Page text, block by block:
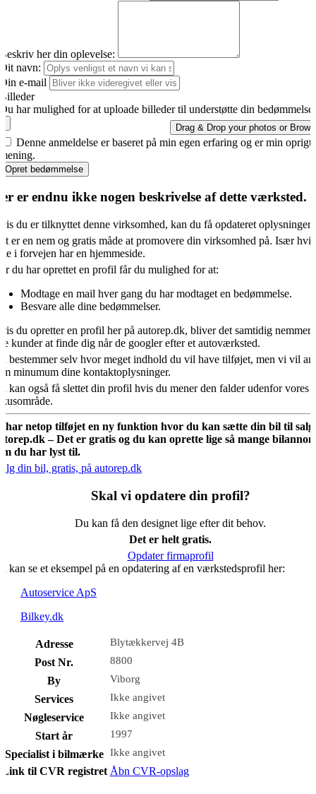
her din oplevelse:
navn:
e-mail
har mulighed for at uploade billeder til understøtte din bedømmelse.
Drag & Drop your photos or
Denne anmeldelse er baseret på min egen erfaring og er min
Opret bedømmelse
er endnu ikke nogen beskrivelse af dette værksted.
du er tilknyttet denne virksomhed, kan du få opdateret
er en nem og gratis måde at promovere din virksomhed på. Især
i forvejen har en hjemmeside.
du har oprettet en profil får du mulighed for at:
Modtage en mail hver gang du har modtaget en bedømmelse.
Besvare alle dine bedømmelser.
du opretter en profil her på autorep.dk, bliver det samtidig
kunder at finde dig når de googler efter et autoværksted.
bestemmer selv hvor meget indhold du vil have tilføjet, men vi vil
minumum dine kontaktoplysninger.
kan også få slettet din profil hvis du mener den falder udenfor vores
har netop tilføjet en ny funktion hvor du kan sætte din bil til salg
– Det er gratis og du kan oprette lige så mange
du har lyst til.
din bil, gratis, på autorep.dk
Skal vi opdatere din profil?
Du kan få den designet lige efter dit behov.
Det er helt gratis.
Opdater firmaprofil
kan se et eksempel på en opdatering af en værkstedsprofil her:
Autoservice ApS
Bilkey.dk
Adresse Blytækkervej 4B
Post Nr. 8800
By Viborg
Services Ikke angivet
Nøgleservice Ikke angivet
Start år 1997
Specialist i bilmærke Ikke angivet
Link til CVR registret Åbn CVR-opslag